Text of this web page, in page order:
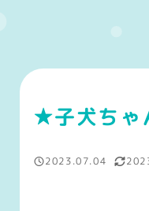
★子犬ち
投稿日
2023.07.04
更新日